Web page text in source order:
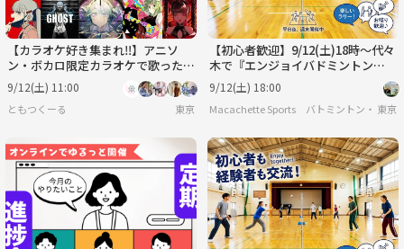
【カラオケ好き集まれ‼️】アニソ
ン・ボカロ限定カラオケで歌ったり
友達作り✨【20代30代】【新規大
歓迎🎤】
9/12(土) 11:00
ともつくーる 東京
【初心者歓迎】9/12(土)18時〜代々
木で『エンジョイバドミントン
🏸』試合中心のゆる交流イベン
ト！お一人様大歓迎♪
9/12(土) 18:00
Macachette Sports バトミントン・フッ
東京